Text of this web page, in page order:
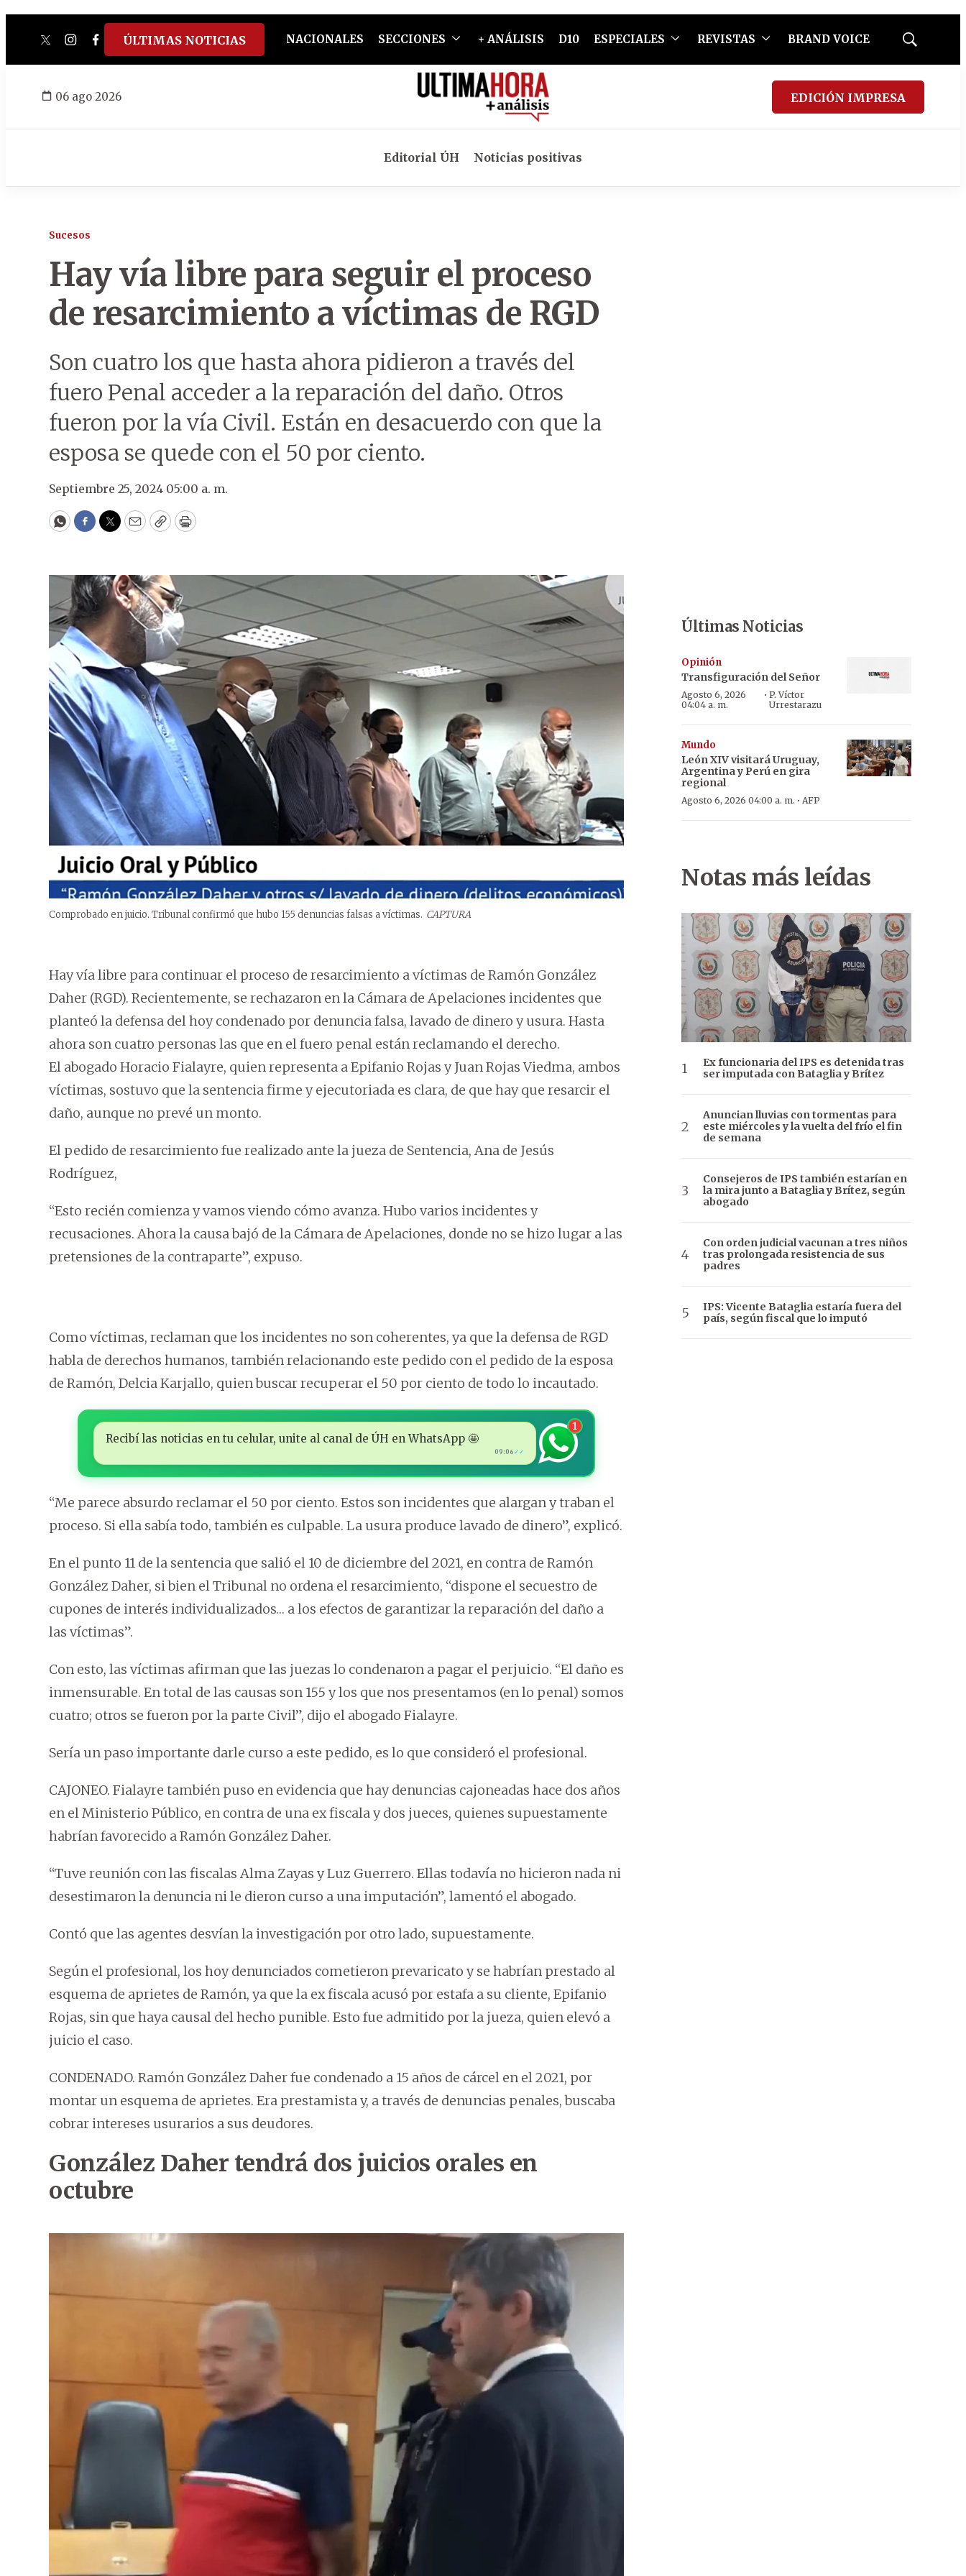
twitterinstagram
facebook
tiktokyoutube
spotify
ÚLTIMAS NOTICIAS NACIONALES SECCIONES + ANÁLISIS D10 ESPECIALES REVISTAS BRAND VOICE
Mostrar
06 ago 2026 EDICIÓN IMPRESA
Editorial ÚH Noticias positivas
Sucesos
Hay vía libre para seguir el proceso
de resarcimiento a víctimas de RGD
Son cuatro los que hasta ahora pidieron a través del
fuero Penal acceder a la reparación del daño. Otros
fueron por la vía Civil. Están en desacuerdo con que la
esposa se quede con el 50 por ciento.
Septiembre 25, 2024 05:00 a. m.
WhatsApp
Facebook
Twitter
EmailCopyPrint
Comprobado en juicio. Tribunal confirmó que hubo 155 denuncias falsas a víctimas. CAPTURA
Hay vía libre para continuar el proceso de resarcimiento a víctimas de Ramón González
Daher (RGD). Recientemente, se rechazaron en la Cámara de Apelaciones incidentes que
planteó la defensa del hoy condenado por denuncia falsa, lavado de dinero y usura. Hasta
ahora son cuatro personas las que en el fuero penal están reclamando el derecho.
El abogado Horacio Fialayre, quien representa a Epifanio Rojas y Juan Rojas Viedma, ambos
víctimas, sostuvo que la sentencia firme y ejecutoriada es clara, de que hay que resarcir el
daño, aunque no prevé un monto.
El pedido de resarcimiento fue realizado ante la jueza de Sentencia, Ana de Jesús
Rodríguez,
“Esto recién comienza y vamos viendo cómo avanza. Hubo varios incidentes y
recusaciones. Ahora la causa bajó de la Cámara de Apelaciones, donde no se hizo lugar a las
pretensiones de la contraparte”, expuso.
Como víctimas, reclaman que los incidentes no son coherentes, ya que la defensa de RGD
habla de derechos humanos, también relacionando este pedido con el pedido de la esposa
de Ramón, Delcia Karjallo, quien buscar recuperar el 50 por ciento de todo lo incautado.
Recibí las noticias en tu celular, unite al canal de ÚH en WhatsApp 🤩
09:06 ✓✓
1
“Me parece absurdo reclamar el 50 por ciento. Estos son incidentes que alargan y traban el
proceso. Si ella sabía todo, también es culpable. La usura produce lavado de dinero”, explicó.
En el punto 11 de la sentencia que salió el 10 de diciembre del 2021, en contra de Ramón
González Daher, si bien el Tribunal no ordena el resarcimiento, “dispone el secuestro de
cupones de interés individualizados… a los efectos de garantizar la reparación del daño a
las víctimas”.
Con esto, las víctimas afirman que las juezas lo condenaron a pagar el perjuicio. “El daño es
inmensurable. En total de las causas son 155 y los que nos presentamos (en lo penal) somos
cuatro; otros se fueron por la parte Civil”, dijo el abogado Fialayre.
Sería un paso importante darle curso a este pedido, es lo que consideró el profesional.
CAJONEO. Fialayre también puso en evidencia que hay denuncias cajoneadas hace dos años
en el Ministerio Público, en contra de una ex fiscala y dos jueces, quienes supuestamente
habrían favorecido a Ramón González Daher.
“Tuve reunión con las fiscalas Alma Zayas y Luz Guerrero. Ellas todavía no hicieron nada ni
desestimaron la denuncia ni le dieron curso a una imputación”, lamentó el abogado.
Contó que las agentes desvían la investigación por otro lado, supuestamente.
Según el profesional, los hoy denunciados cometieron prevaricato y se habrían prestado al
esquema de aprietes de Ramón, ya que la ex fiscala acusó por estafa a su cliente, Epifanio
Rojas, sin que haya causal del hecho punible. Esto fue admitido por la jueza, quien elevó a
juicio el caso.
CONDENADO. Ramón González Daher fue condenado a 15 años de cárcel en el 2021, por
montar un esquema de aprietes. Era prestamista y, a través de denuncias penales, buscaba
cobrar intereses usurarios a sus deudores.
González Daher tendrá dos juicios orales en
octubre
Últimas Noticias
Opinión
Transfiguración del Señor
Agosto 6, 2026
04:04 a. m.
· P. Víctor
Urrestarazu
Mundo
León XIV visitará Uruguay,
Argentina y Perú en gira
regional
Agosto 6, 2026 04:00 a. m. · AFP
Notas más leídas
Ex funcionaria del IPS es detenida tras
ser imputada con Bataglia y Brítez
Anuncian lluvias con tormentas para
este miércoles y la vuelta del frío el fin
de semana
Consejeros de IPS también estarían en
la mira junto a Bataglia y Brítez, según
abogado
Con orden judicial vacunan a tres niños
tras prolongada resistencia de sus
padres
IPS: Vicente Bataglia estaría fuera del
país, según fiscal que lo imputó